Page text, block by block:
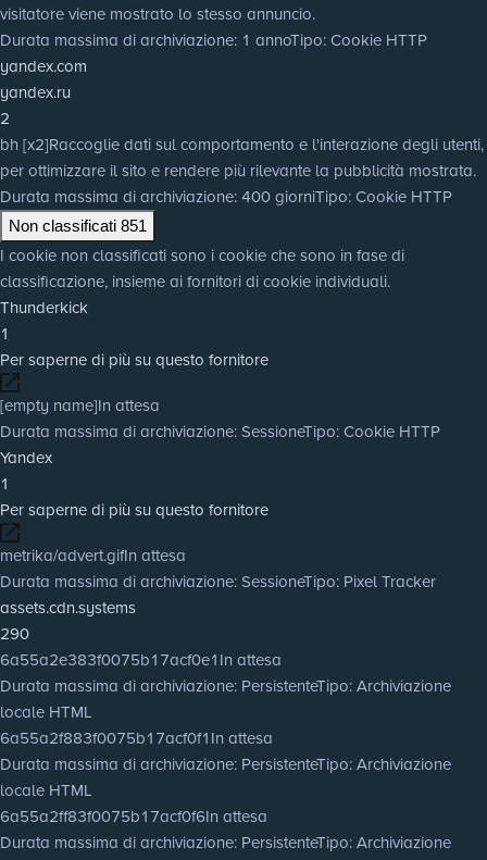
visitatore viene mostrato lo stesso annuncio.
Durata massima di archiviazione: 1 annoTipo: Cookie HTTP
yandex.com
yandex.ru
2
bh [x2]Raccoglie dati sul comportamento e l'interazione degli utenti,
per ottimizzare il sito e rendere più rilevante la pubblicità mostrata.
Durata massima di archiviazione: 400 giorniTipo: Cookie HTTP
Non classificati 851
I cookie non classificati sono i cookie che sono in fase di
classificazione, insieme ai fornitori di cookie individuali.
Thunderkick
1
Per saperne di più su questo fornitore
[empty name]In attesa
Durata massima di archiviazione: SessioneTipo: Cookie HTTP
Yandex
1
Per saperne di più su questo fornitore
metrika/advert.gifIn attesa
Durata massima di archiviazione: SessioneTipo: Pixel Tracker
assets.cdn.systems
290
6a55a2e383f0075b17acf0e1In attesa
Durata massima di archiviazione: PersistenteTipo: Archiviazione
locale HTML
6a55a2f883f0075b17acf0f1In attesa
Durata massima di archiviazione: PersistenteTipo: Archiviazione
locale HTML
6a55a2ff83f0075b17acf0f6In attesa
Durata massima di archiviazione: PersistenteTipo: Archiviazione